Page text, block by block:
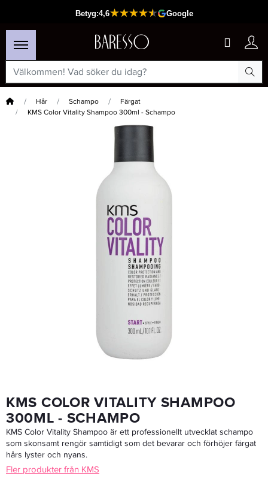
Hem Hår Schampo
Färgat
KMS Color Vitality Shampoo 300ml - Schampo
Passar din varukorg
KMS Color Vitality Conditioner 250ml - Balsam
LÄGG I VARUKORGEN
KMS COLOR VITALITY SHAMPOO
300ML - SCHAMPO
KMS Color Vitality Shampoo är ett professionellt utvecklat schampo
som skonsamt rengör samtidigt som det bevarar och förhöjer färgat
hårs lyster och nyans.
Fler produkter från KMS